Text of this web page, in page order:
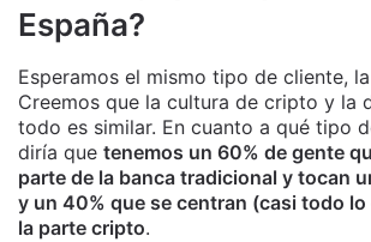
España?
Esperamos el mismo tipo de cliente,
Creemos que la cultura de cripto y la
todo es similar. En cuanto a qué tipo
diría que tenemos un 60% de gente
parte de la banca tradicional y tocan
y un 40% que se centran (casi todo lo
la parte cripto.